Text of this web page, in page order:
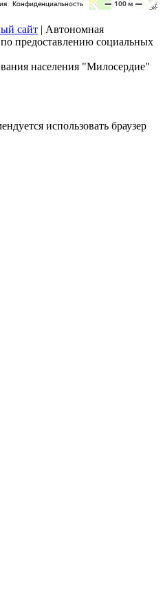
сайт | Автономная
предоставлению социальных
населения "Милосердие"
использовать браузер